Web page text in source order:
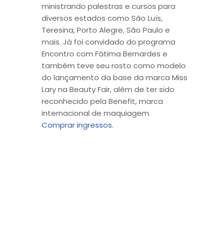
ministrando palestras e cursos para
diversos estados como São Luís,
Teresina, Porto Alegre, São Paulo e
mais. Já foi convidado do programa
Encontro com Fátima Bernardes e
também teve seu rosto como modelo
do lançamento da base da marca Miss
Lary na Beauty Fair, além de ter sido
reconhecido pela Benefit, marca
internacional de maquiagem.
Comprar ingressos.